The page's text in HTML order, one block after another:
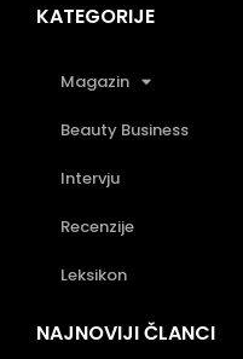
KATEGORIJE
Magazin
Beauty Business
Intervju
Recenzije
Leksikon
NAJNOVIJI ČLANCI